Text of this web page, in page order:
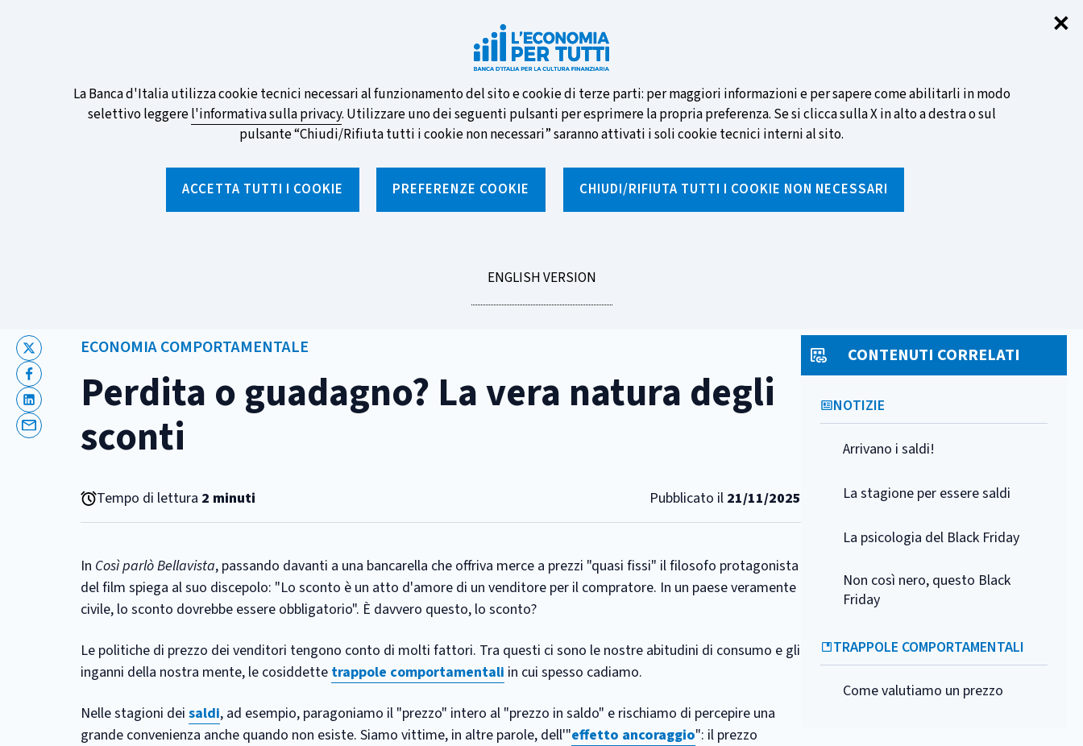
✕
Informativa
La Banca d'Italia utilizza cookie tecnici necessari al funzionamento del sito e cookie di terze parti: per maggiori informazioni e per sapere come abilitarli in modo
selettivo leggerel'informativa sulla privacy. Utilizzare uno dei seguenti pulsanti per esprimere la propria preferenza. Se si clicca sulla X in alto a destra o sul
pulsante “Chiudi/Rifiuta tutti i cookie non necessari” saranno attivati i soli cookie tecnici interni al sito.
ACCETTA TUTTI I COOKIE PREFERENZE COOKIE CHIUDI/RIFIUTA TUTTI I COOKIE NON NECESSARI
GO
ENGLISH VERSION
Version
Partecipa al sondaggio della BCE sulle nuove banconote e vota la tua
preferita!
SCOPRI DI PIÙ
Inserisci
testo
X
Facebook
Linkedin
Email
Perdita o guadagno? La vera natura degli
sconti
CATEGORIA:
ECONOMIA COMPORTAMENTALE
Tempo di lettura 2 minuti Pubblicato il 21/11/2025
In Così parlò Bellavista, passando davanti a una bancarella che offriva merce a prezzi "quasi fissi" il filosofo protagonista
del film spiega al suo discepolo: "Lo sconto è un atto d'amore di un venditore per il compratore. In un paese veramente
civile, lo sconto dovrebbe essere obbligatorio". È davvero questo, lo sconto?
Le politiche di prezzo dei venditori tengono conto di molti fattori. Tra questi ci sono le nostre abitudini di consumo e gli
inganni della nostra mente, le cosiddette trappole comportamentali in cui spesso cadiamo.
Nelle stagioni dei saldi, ad esempio, paragoniamo il "prezzo" intero al "prezzo in saldo" e rischiamo di percepire una
grande convenienza anche quando non esiste. Siamo vittime, in altre parole, dell'"effetto ancoraggio": il prezzo
CONTENUTI CORRELATI
NOTIZIE
Arrivano i saldi!
La stagione per essere saldi
La psicologia del Black Friday
Non così nero, questo Black
Friday
TRAPPOLE COMPORTAMENTALI
Come valutiamo un prezzo